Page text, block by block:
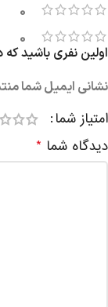
0
0
اولین نفری باشید که
نشانی ایمیل شما
امتیاز شما
دیدگاه شما *